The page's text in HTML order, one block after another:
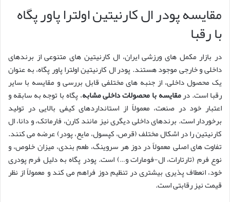
مقایسه پودر ال کارنیتین اولترا پاور پگاه
با رقبا
در بازار مکمل های ورزشی ایران، ال کارنیتین های متنوعی از برندهای
داخلی و خارجی موجود هستند. پودر ال کارنیتین اولترا پاور پگاه، به عنوان
یک محصول داخلی، از جنبه های مختلفی قابل بررسی و مقایسه با سایر
رقبا است. درمقایسه با محصولات داخلی مشابه، پگاه با توجه به سابقه و
اعتبار خود در صنعت، معمولاً از استانداردهای کیفی بالایی در تولید
برخوردار است. برندهای داخلی دیگری نیز مانند کارن، فارماتک، و دانا، ال
کارنیتین را در اشکال مختلف (قرص، کپسول، مایع، پودر) عرضه می کنند.
تفاوت های اصلی معمولاً در دوز هر سروینگ، طعم بندی، میزان خلوص، و
نوع فرم (تارتارات، ال-فومارات و…) است. پودر پگاه به دلیل فرم پودری
خود، انعطاف پذیری بیشتری در تنظیم دوز فراهم می کند و معمولاً از نظر
قیمت نیز رقابتی است.